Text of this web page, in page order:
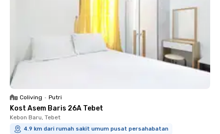
Coliving • Putri
Kost Asem Baris 26A Tebet
Kebon Baru, Tebet
4.9 km dari rumah sakit umum pusat persahabatan